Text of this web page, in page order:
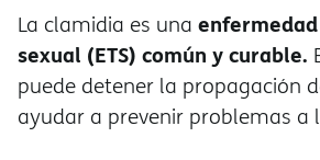
La clamidia es una
sexual (ETS) común y curable.
puede detener la propagación
ayudar a prevenir problemas a